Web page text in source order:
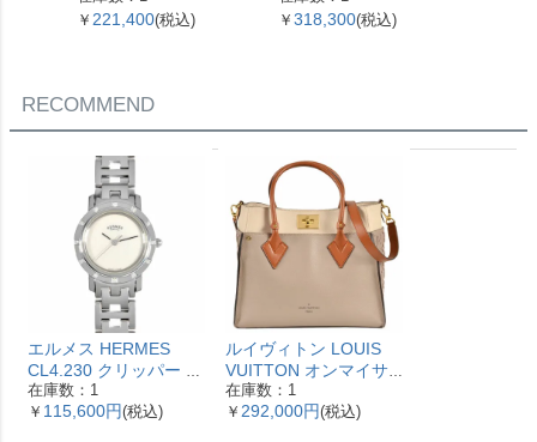
￥ 221,400(税込)
153093 SV925 42.4g シ
￥ 318,300(税込)
RECOMMEND
エルメス HERMES
CL4.230 クリッパー ナ
クレ 腕時計 シェル文字
盤 ベゼル12Pダイヤ レ
在庫数：1
￥ 115,600円(税込)
ルイヴィトン LOUIS
VUITTON オンマイサ
イドMM ハンドバッグ
2WAY レザー M53825
在庫数：1
￥ 292,000円(税込)